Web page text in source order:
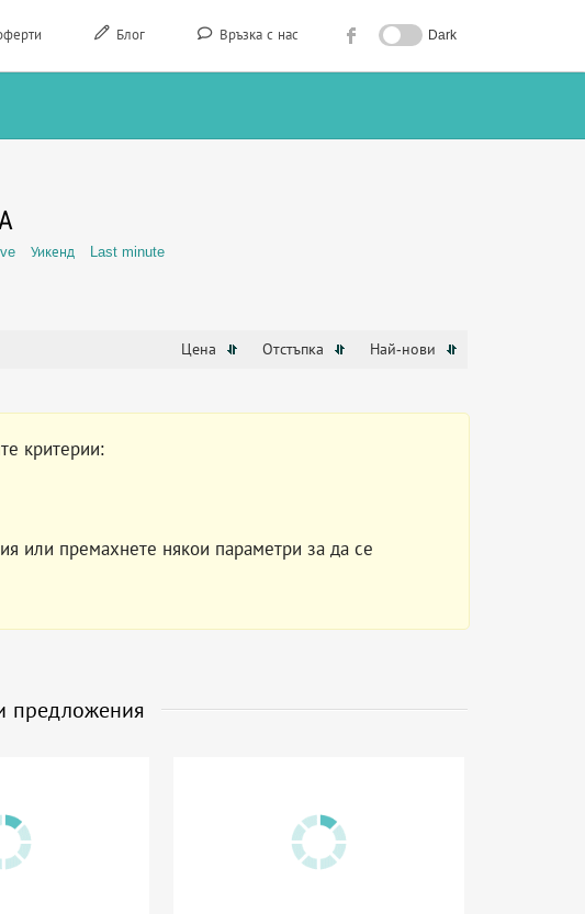
Блог Връзка с нас Dark
Уикенд Last minute
Цена Отстъпка Най-нови
критерии:
или премахнете някои параметри за да се
предложения